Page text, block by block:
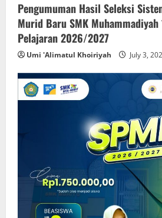
Pengumuman Hasil Seleksi
Murid Baru SMK Muhammadiyah
Pelajaran 2026/2027
Umi 'Alimatul Khoiriyah July 3,